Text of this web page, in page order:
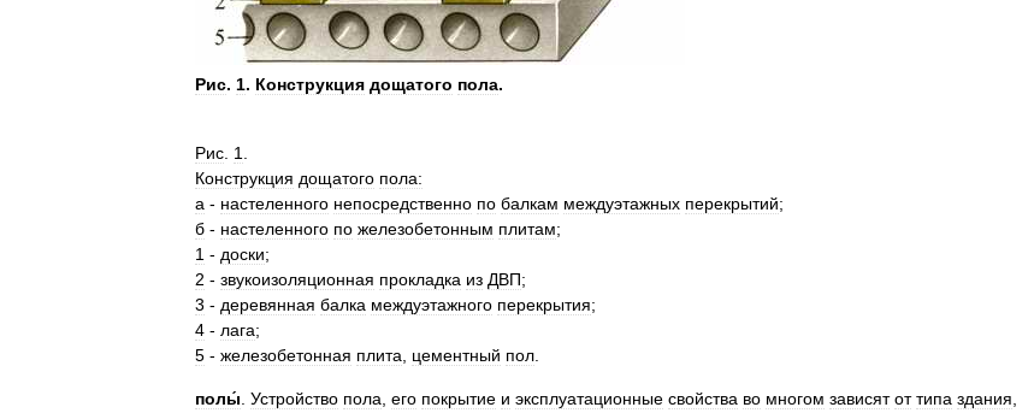
Рис. 1. Конструкция дощатого пола.
Рис 1
Конструкция дощатого пола:
а - настеленного непосредственно по балкам междуэтажных перекрытий;
б - настеленного по железобетонным плитам;
1 - доски;
2 - звукоизоляционная прокладка из ДВП;
3 - деревянная балка междуэтажного перекрытия;
4 - лага;
5 - железобетонная плита цементный пол
полы́ Устройство пола его покрытие и эксплуатационные свойства во многом зависят от типа здания